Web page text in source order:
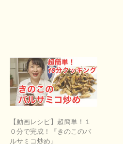
【動画レシピ】超簡単！１
０分で完成！『きのこのバ
ルサミコ炒め』